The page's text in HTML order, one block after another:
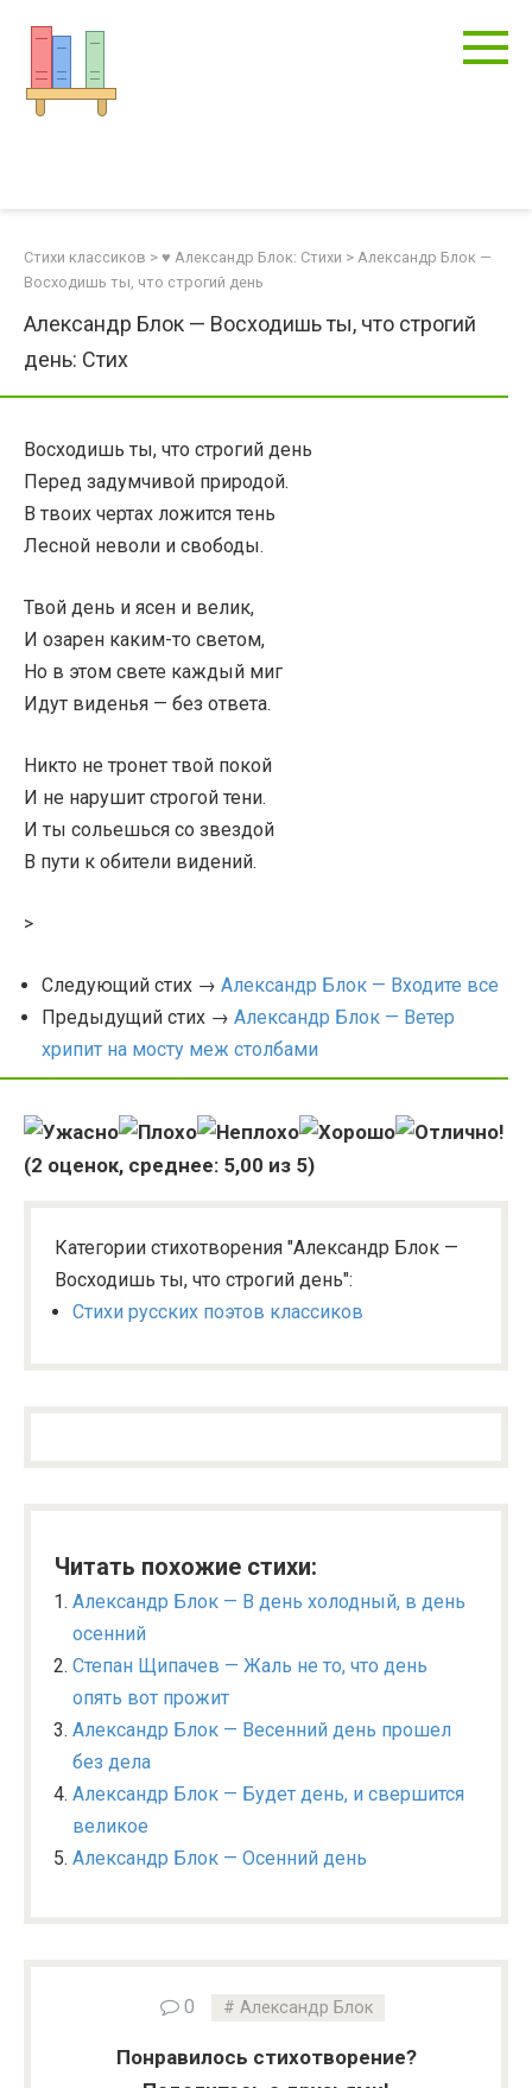
контенту
Стихи классиков > ♥ Александр Блок: Стихи > Александр Блок —
Восходишь ты, что строгий день
Александр Блок — Восходишь ты, что строгий
день: Стих
Восходишь ты, что строгий день
Перед задумчивой природой.
В твоих чертах ложится тень
Лесной неволи и свободы.
Твой день и ясен и велик,
И озарен каким-то светом,
Но в этом свете каждый миг
Идут виденья — без ответа.
Никто не тронет твой покой
И не нарушит строгой тени.
И ты сольешься со звездой
В пути к обители видений.
>
Следующий стих → Александр Блок — Входите все
Предыдущий стих → Александр Блок — Ветер
хрипит на мосту меж столбами
(2 оценок, среднее: 5,00 из 5)
Категории стихотворения "Александр Блок —
Восходишь ты, что строгий день":
Стихи русских поэтов классиков
Читать похожие стихи:
Александр Блок — В день холодный, в день
осенний
Степан Щипачев — Жаль не то, что день
опять вот прожит
Александр Блок — Весенний день прошел
без дела
Александр Блок — Будет день, и свершится
великое
Александр Блок — Осенний день
0 Александр Блок
Понравилось стихотворение?